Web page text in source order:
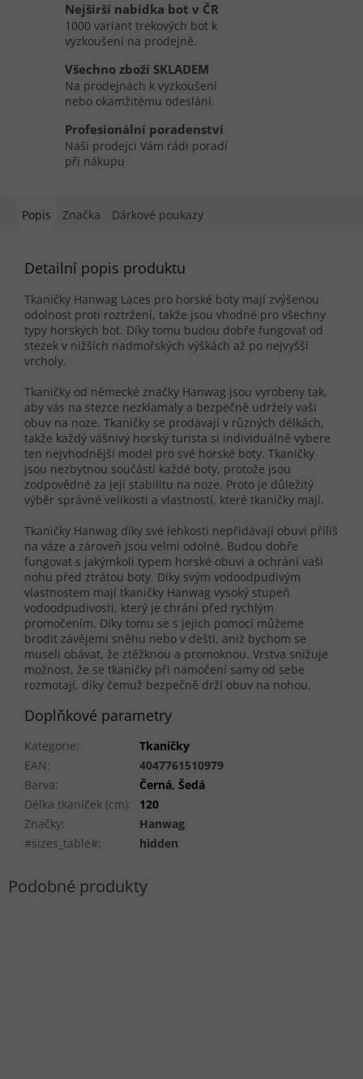
Nejširší nabídka bot v ČR
1000 variant trekových bot k
vyzkoušení na prodejně.
Všechno zboží SKLADEM
Na prodejnách k vyzkoušení
nebo okamžitému odeslání.
Profesionální poradenství
Naši prodejci Vám rádi poradí
při nákupu
Popis Značka Dárkové poukazy
Detailní popis produktu
Tkaničky Hanwag Laces pro horské boty mají zvýšenou
odolnost proti roztržení, takže jsou vhodné pro všechny
typy horských bot. Díky tomu budou dobře fungovat od
stezek v nižších nadmořských výškách až po nejvyšší
vrcholy.
Tkaničky od německé značky Hanwag jsou vyrobeny tak,
aby vás na stezce nezklamaly a bezpečně udržely vaši
obuv na noze. Tkaničky se prodávají v různých délkách,
takže každý vášnivý horský turista si individuálně vybere
ten nejvhodnější model pro své horské boty. Tkaničky
jsou nezbytnou součástí každé boty, protože jsou
zodpovědné za její stabilitu na noze. Proto je důležitý
výběr správné velikosti a vlastností, které tkaničky mají.
Tkaničky Hanwag díky své lehkosti nepřidávají obuvi příliš
na váze a zároveň jsou velmi odolné. Budou dobře
fungovat s jakýmkoli typem horské obuvi a ochrání vaši
nohu před ztrátou boty. Díky svým vodoodpudivým
vlastnostem mají tkaničky Hanwag vysoký stupeň
vodoodpudivosti, který je chrání před rychlým
promočením. Díky tomu se s jejich pomocí můžeme
brodit závějemi sněhu nebo v dešti, aniž bychom se
museli obávat, že ztěžknou a promoknou. Vrstva snižuje
možnost, že se tkaničky při namočení samy od sebe
rozmotají, díky čemuž bezpečně drží obuv na nohou.
Doplňkové parametry
Kategorie:
Tkaničky
EAN:
4047761510979
Barva: Černá, Šedá
Délka tkaniček (cm):
120
Značky:
Hanwag
#sizes_table#: hidden